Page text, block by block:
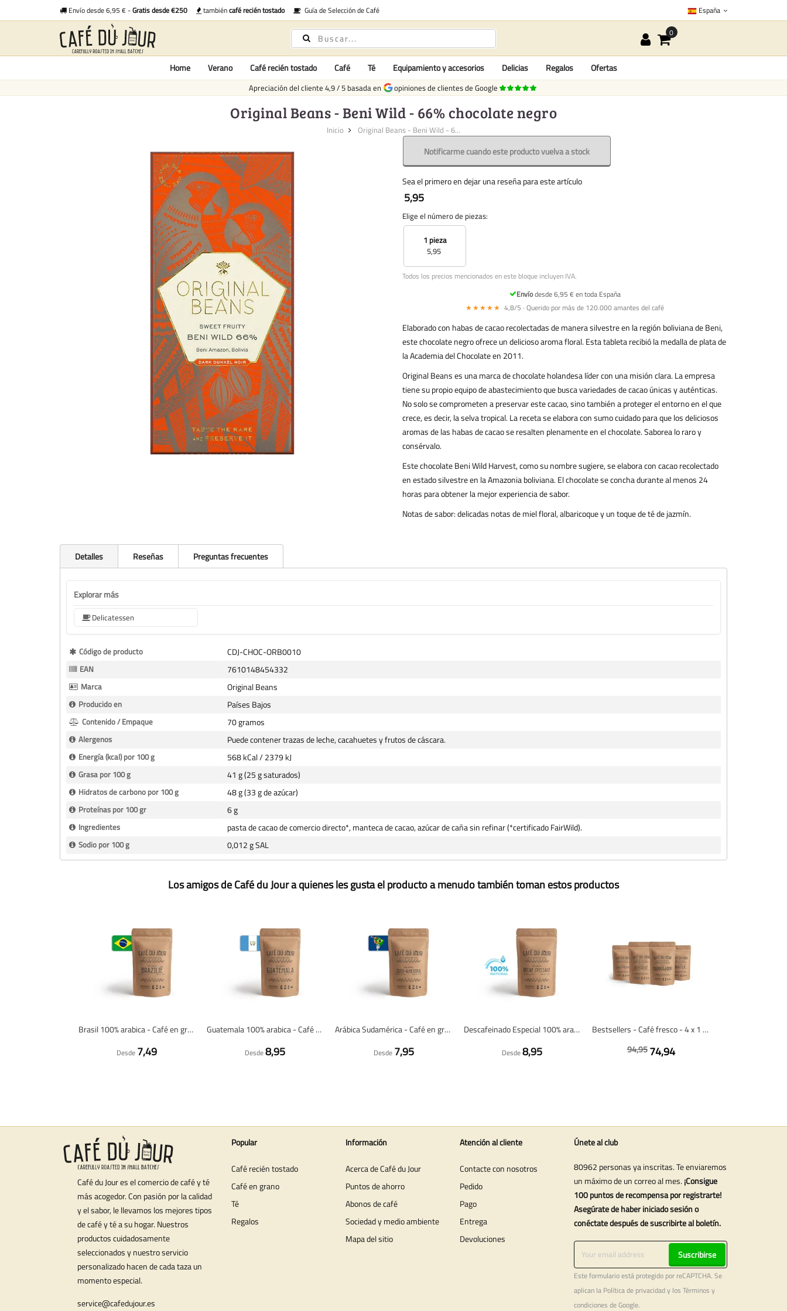
Envío desde 6,95 € -Gratis desde €250 tambiéncafé recién tostado Guía de Selección de Café España
Home Verano Café recién tostado Café Té Equipamiento y accesorios Delicias Regalos Ofertas
Apreciación del cliente 4,9/5 basada en opiniones de clientes de Google
Original Beans - Beni Wild - 66% chocolate negro
Inicio Original Beans - Beni Wild - 6...
Notificarme cuando este producto vuelva a stock
Sea el primero en dejar una reseña para este artículo
5,95
Elige el número de piezas:
1 pieza
5,95
Todos los precios mencionados en este bloque incluyen IVA.
Envíodesde 6,95 € en toda España
★★★★★ 4,8/5 · Querido por más de 120.000 amantes del café
Elaborado con habas de cacao recolectadas de manera silvestre en la región boliviana de Beni,
este chocolate negro ofrece un delicioso aroma floral. Esta tableta recibió la medalla de plata de
la Academia del Chocolate en 2011.
Original Beans es una marca de chocolate holandesa líder con una misión clara. La empresa
tiene su propio equipo de abastecimiento que busca variedades de cacao únicas y auténticas.
No solo se comprometen a preservar este cacao, sino también a proteger el entorno en el que
crece, es decir, la selva tropical. La receta se elabora con sumo cuidado para que los deliciosos
aromas de las habas de cacao se resalten plenamente en el chocolate. Saborea lo raro y
consérvalo.
Este chocolate Beni Wild Harvest, como su nombre sugiere, se elabora con cacao recolectado
en estado silvestre en la Amazonia boliviana. El chocolate se concha durante al menos 24
horas para obtener la mejor experiencia de sabor.
Notas de sabor: delicadas notas de miel floral, albaricoque y un toque de té de jazmín.
Detalles Reseñas Preguntas frecuentes
Explorar más
Delicatessen
Más
Información
Código de producto CDJ-CHOC-ORB0010
EAN 7610148454332
Marca Original Beans
Producido en Países Bajos
Contenido / Empaque 70 gramos
Alergenos Puede contener trazas de leche, cacahuetes y frutos de cáscara.
Energía (kcal) por 100 g 568 kCal / 2379 kJ
Grasa por 100 g 41 g (25 g saturados)
Hidratos de carbono por 100 g 48 g (33 g de azúcar)
Proteínas por 100 gr 6 g
Ingredientes pasta de cacao de comercio directo*, manteca de cacao, azúcar de caña sin refinar (*certificado FairWild).
Sodio por 100 g 0,012 g SAL
Los amigos de Café du Jour a quienes les gusta el producto a menudo también toman estos productos
Brasil 100% arabica - Café en grano fresco
Desde 7,49
Guatemala 100% arabica - Café en grano fresco
Desde8,95
Arábica Sudamérica - Café en grano fresco
Desde 7,95
Descafeinado Especial 100% arabica - Café en grano fresco
Desde8,95
Bestsellers - Café fresco - 4 x 1 kilo
94,9574,94
Café du Jour es el comercio de café y té
más acogedor. Con pasión por la calidad
y el sabor, le llevamos los mejores tipos
de café y té a su hogar. Nuestros
productos cuidadosamente
seleccionados y nuestro servicio
personalizado hacen de cada taza un
momento especial.
service@cafedujour.es
Popular
Café recién tostado
Café en grano
Té
Regalos
Información
Acerca de Café du Jour
Puntos de ahorro
Abonos de café
Sociedad y medio ambiente
Mapa del sitio
Atención al cliente
Contacte con nosotros
Pedido
Pago
Entrega
Devoluciones
Únete al club
80962 personas ya inscritas. Te enviaremos
un máximo de un correo al mes. ¡Consigue
100 puntos de recompensa por registrarte!
Asegúrate de haber iniciado sesión o
conéctate después de suscribirte al boletín.
Suscribirse
Este formulario está protegido por reCAPTCHA. Se
aplican la Política de privacidady los Términos y
condiciones de Google.